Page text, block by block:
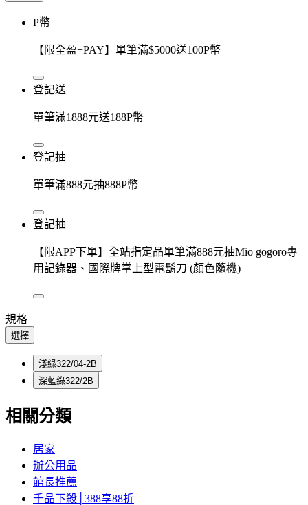
P幣
【限全盈+PAY】單筆滿$5000送100P幣
登記送
單筆滿1888元送188P幣
登記抽
單筆滿888元抽888P幣
登記抽
【限APP下單】全站指定品單筆滿888元抽Mio gogoro專
用記錄器、國際牌掌上型電鬍刀 (顏色隨機)
規格
選擇
淺綠322/04-2B
深藍綠322/2B
相關分類
居家
辦公用品
館長推薦
千品下殺│388享88折